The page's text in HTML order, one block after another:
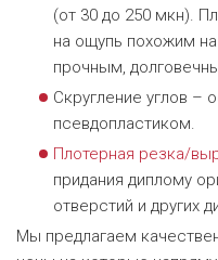
(от 30 до 250 мкн).
на ощупь похожим
прочным,
Скругление углов –
псевдопластиком.
Плотерная резка/
придания диплому
отверстий и других
Мы предлагаем